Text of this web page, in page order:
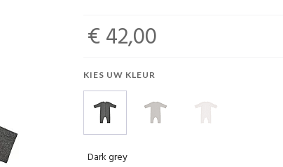
€ 42,00
KIES UW KLEUR
Dark grey